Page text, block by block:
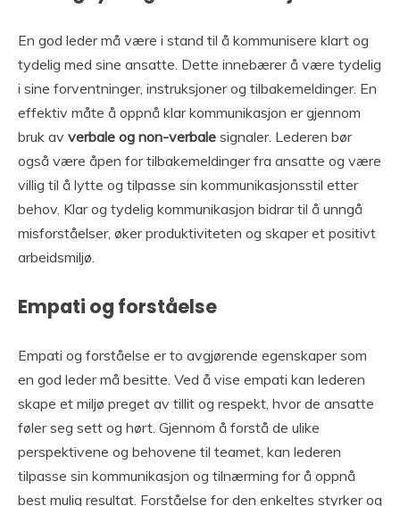
En god leder må være i stand til å kommunisere klart og
tydelig med sine ansatte. Dette innebærer å være tydelig
i sine forventninger, instruksjoner og tilbakemeldinger. En
effektiv måte å oppnå klar kommunikasjon er gjennom
bruk av verbale og non-verbale signaler. Lederen bør
også være åpen for tilbakemeldinger fra ansatte og være
villig til å lytte og tilpasse sin kommunikasjonsstil etter
behov. Klar og tydelig kommunikasjon bidrar til å unngå
misforståelser, øker produktiviteten og skaper et positivt
arbeidsmiljø.
Empati og forståelse
Empati og forståelse er to avgjørende egenskaper som
en god leder må besitte. Ved å vise empati kan lederen
skape et miljø preget av tillit og respekt, hvor de ansatte
føler seg sett og hørt. Gjennom å forstå de ulike
perspektivene og behovene til teamet, kan lederen
tilpasse sin kommunikasjon og tilnærming for å oppnå
best mulig resultat. Forståelse for den enkeltes styrker og